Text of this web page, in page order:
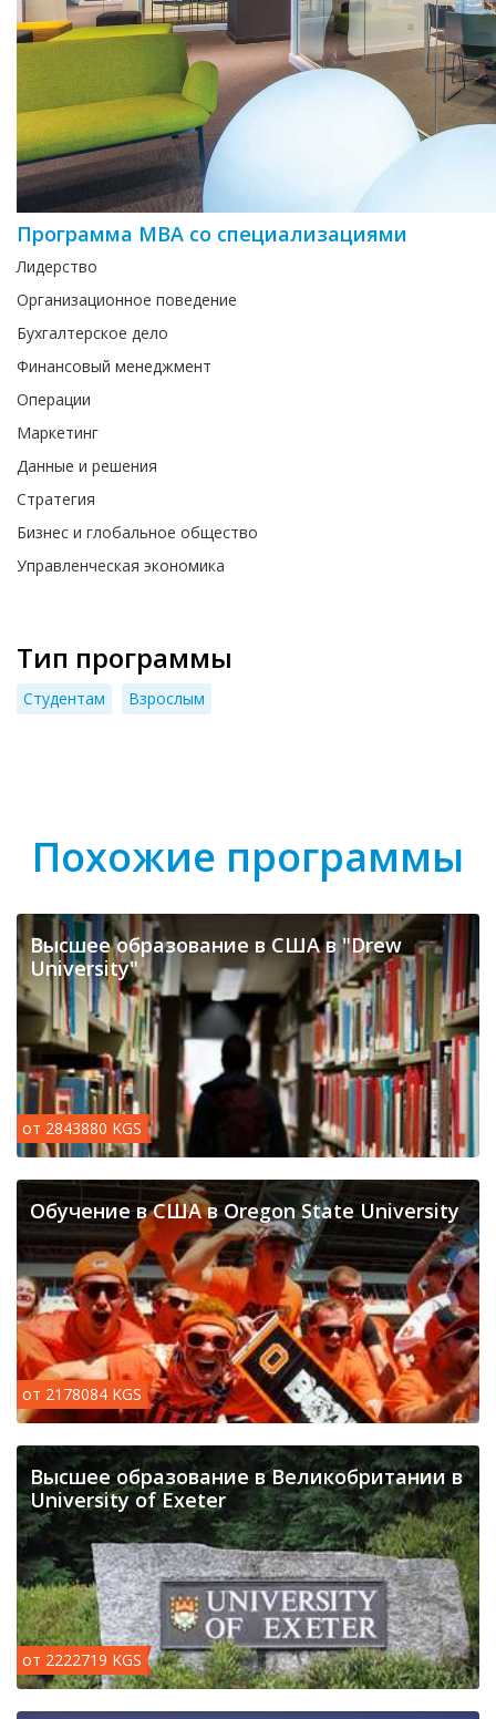
Программа MBA со специализациями
Лидерство
Организационное поведение
Бухгалтерское дело
Финансовый менеджмент
Операции
Маркетинг
Данные и решения
Стратегия
Бизнес и глобальное общество
Управленческая экономика
Тип программы
Студентам Взрослым
Похожие программы
Высшее образование в США в "Drew
University"
от 2843880 KGS
Обучение в США в Oregon State University
от 2178084 KGS
Высшее образование в Великобритании в
University of Exeter
от 2222719 KGS